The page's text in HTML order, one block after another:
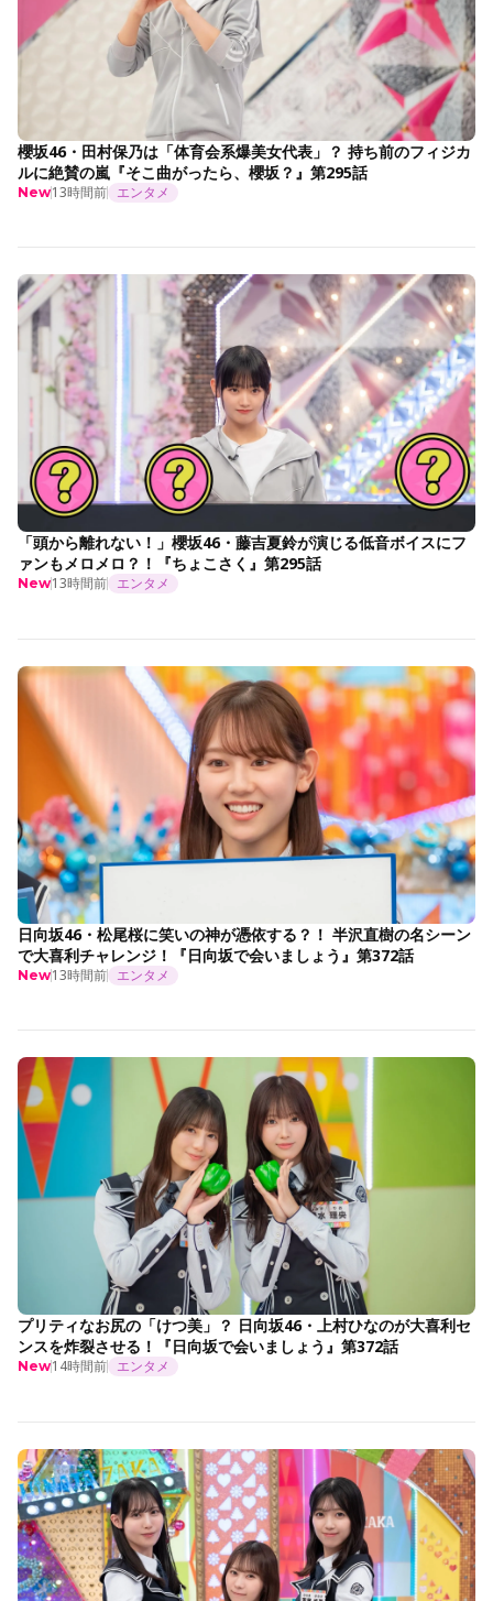
櫻坂46・田村保乃は「体育会系爆美女代表」？ 持ち前のフィジカ
ルに絶賛の嵐『そこ曲がったら、櫻坂？』第295話
New13時間前 エンタメ
「頭から離れない！」櫻坂46・藤吉夏鈴が演じる低音ボイスにフ
ァンもメロメロ？！『ちょこさく』第295話
New13時間前 エンタメ
日向坂46・松尾桜に笑いの神が憑依する？！ 半沢直樹の名シーン
で大喜利チャレンジ！『日向坂で会いましょう』第372話
New13時間前 エンタメ
プリティなお尻の「けつ美」？ 日向坂46・上村ひなのが大喜利セ
ンスを炸裂させる！『日向坂で会いましょう』第372話
New14時間前 エンタメ